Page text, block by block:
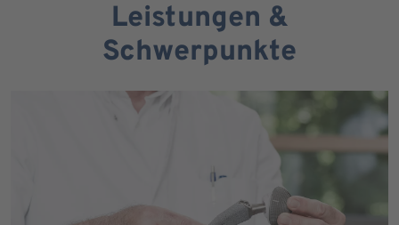
Leistungen &
Schwerpunkte